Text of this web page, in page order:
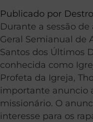
Publicado por Destro
Durante a sessão
Geral Semianual de
Santos dos Últimos
conhecida como
Profeta da Igreja,
importante anuncio
missionário. O
interesse para os